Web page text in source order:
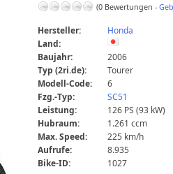
(0 Bewertungen -
Hersteller:
Honda
Land:
Baujahr:
2006
Typ (2ri.de):
Tourer
Modell-Code:
6
Fzg.-Typ:
SC51
Leistung:
126 PS (93 kW)
Hubraum:
1.261 ccm
Max. Speed:
225 km/h
Aufrufe:
8.935
Bike-ID:
1027